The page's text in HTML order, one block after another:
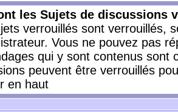
les Sujets de discussions
verrouillés sont verrouillés,
Vous ne pouvez pas
qui y sont contenus
peuvent être verrouillés
en haut